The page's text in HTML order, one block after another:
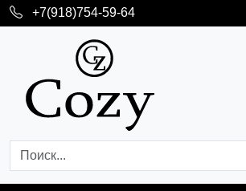
+7(918)754-59-64